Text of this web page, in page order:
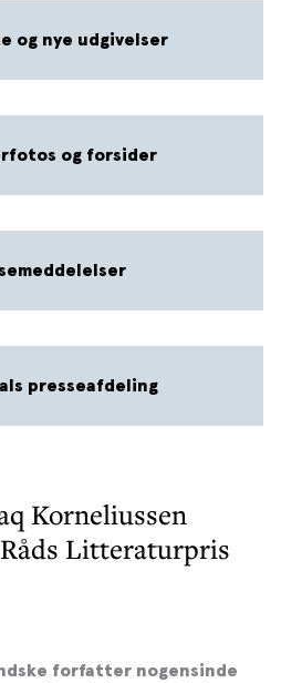
og nye udgivelser
og forsider
presseafdeling
Korneliussen
Litteraturpris
forfatter nogensinde